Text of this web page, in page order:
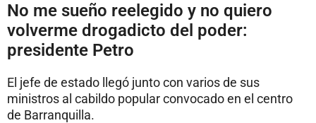
No me sueño reelegido y no quiero
volverme drogadicto del poder:
presidente Petro
El jefe de estado llegó junto con varios de sus
ministros al cabildo popular convocado en el centro
de Barranquilla.